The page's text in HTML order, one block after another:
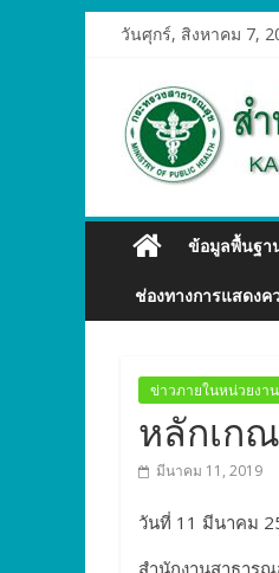
วันศุกร์, สิงหาคม 7,
ข้อมูลพื้นฐา
ช่องทางการแสดงค
ข่าวภายในหน่วยงาน
หลักเก
มีนาคม 11, 2019
วันที่ 11 มีนาคม
สำนักงานสาธาร